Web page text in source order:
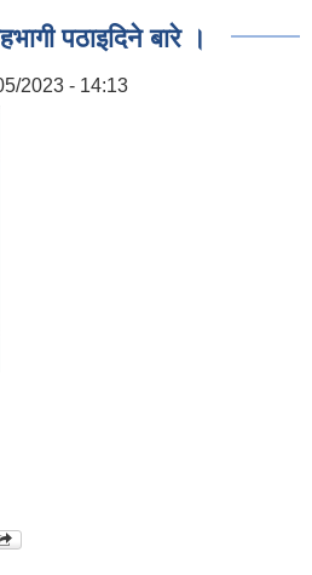
पठाइदिने बारे ।
2023 - 14:13